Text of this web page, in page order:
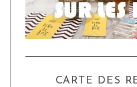
CARTE DES